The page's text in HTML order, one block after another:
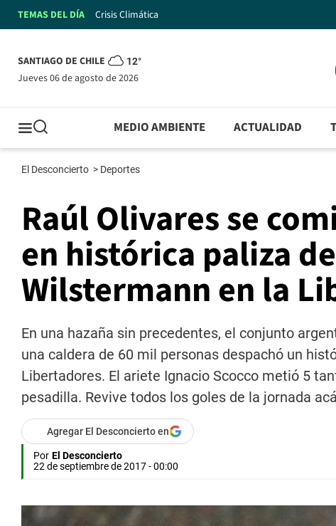
TEMAS DEL DÍA Crisis Climática
SANTIAGO DE CHILE 12°
jueves 06 de agosto de 2026
MEDIO AMBIENTE ACTUALIDAD
El Desconcierto > Deportes
Raúl Olivares se
en histórica paliza
Wilstermann en la
En una hazaña sin precedentes, el conjunto
una caldera de 60 mil personas despachó un
Libertadores. El ariete Ignacio Scocco metió 5
pesadilla. Revive todos los goles de la jornada
Agregar El Desconcierto en
Por El Desconcierto
22 de septiembre de 2017 - 00:00